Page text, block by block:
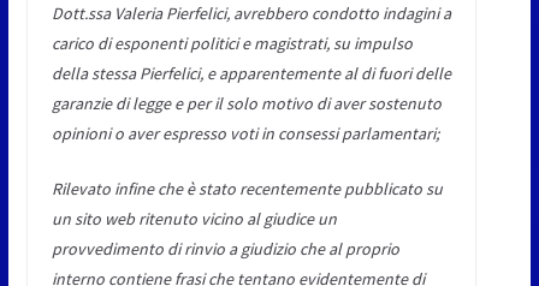
Dott.ssa Valeria Pierfelici, avrebbero condotto indagini a
carico di esponenti politici e magistrati, su impulso
della stessa Pierfelici, e apparentemente al di fuori delle
garanzie di legge e per il solo motivo di aver sostenuto
opinioni o aver espresso voti in consessi parlamentari;
Rilevato infine che è stato recentemente pubblicato su
un sito web ritenuto vicino al giudice un
provvedimento di rinvio a giudizio che al proprio
interno contiene frasi che tentano evidentemente di